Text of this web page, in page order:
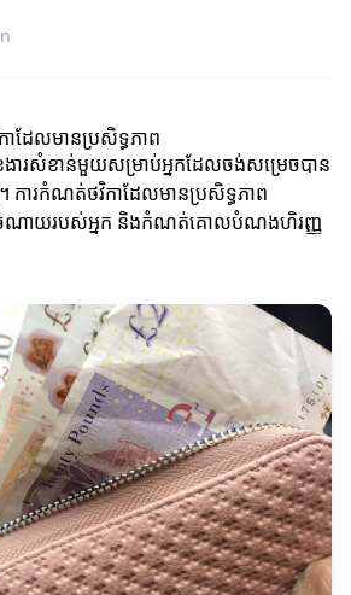
ដែលមានប្រសិទ្ធភាព
ងារ​សំខាន់​មួយសម្រាប់​អ្នក​ដែល​ចង់​សម្រេចបាន​
ារកំណត់ថវិកាដែលមានប្រសិទ្ធភាព
ចំណាយរបស់អ្នក និងកំណត់គោលបំណងហិរញ្ញ